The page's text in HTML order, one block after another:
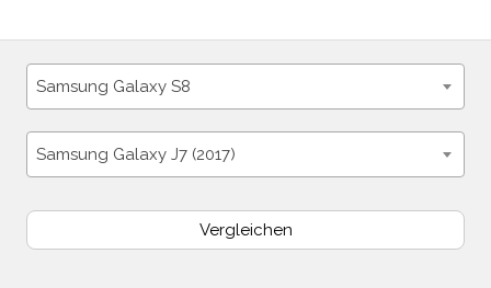
Samsung Galaxy S8
Samsung Galaxy J7 (2017)
Vergleichen